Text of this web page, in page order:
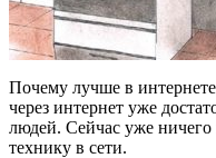
Почему лучше в
через интернет уже
людей. Сейчас уже
технику в сети.